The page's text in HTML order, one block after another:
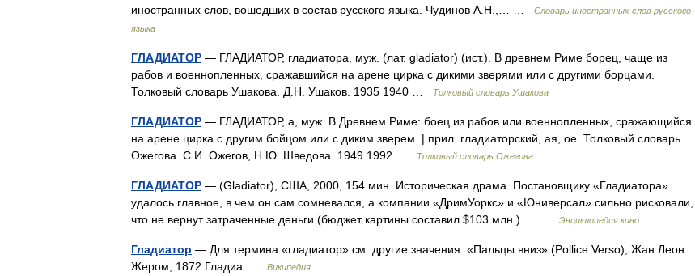
иностранных слов, вошедших в состав русского языка. Чудинов А.Н.,… …
Словарь иностранных слов русского
языка
ГЛАДИАТОР — ГЛАДИАТОР, гладиатора, муж. (лат. gladiator) (ист.). В древнем Риме борец, чаще из
рабов и военнопленных, сражавшийся на арене цирка с дикими зверями или с другими борцами.
Толковый словарь Ушакова. Д.Н. Ушаков. 1935 1940 …
Толковый словарь Ушакова
ГЛАДИАТОР — ГЛАДИАТОР, а, муж. В Древнем Риме: боец из рабов или военнопленных, сражающийся
на арене цирка с другим бойцом или с диким зверем. | прил. гладиаторский, ая, ое. Толковый словарь
Ожегова. С.И. Ожегов, Н.Ю. Шведова. 1949 1992 …
Толковый словарь Ожегова
ГЛАДИАТОР — (Gladiator), США, 2000, 154 мин. Историческая драма. Постановщику «Гладиатора»
удалось главное, в чем он сам сомневался, а компании «ДримУоркс» и «Юниверсал» сильно рисковали,
что не вернут затраченные деньги (бюджет картины составил $103 млн.).… …
Энциклопедия кино
Гладиатор — Для термина «гладиатор» см. другие значения. «Пальцы вниз» (Pollice Verso), Жан Леон
Жером, 1872 Гладиа …
Википедия